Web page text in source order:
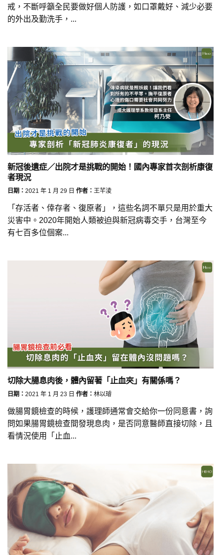
戒，不斷呼籲全民要做好個人防護，如口罩戴好、減少必要
的外出及勤洗手，...
新冠後遺症／出院才是挑戰的開始！國內專家首次剖析康復
者現況
日期： 2021 年 1 月 29 日 作者： 王芊淩
「存活者、倖存者、復原者」，這些名詞不單只是用於重大
災害中。2020年開始人類被迫與新冠病毒交手，台灣至今
有七百多位個案...
切除大腸息肉後，體內留著「止血夾」有關係嗎？
日期： 2021 年 1 月 23 日 作者： 林以璿
做腸胃鏡檢查的時候，護理師通常會交給你一份同意書，詢
問如果腸胃鏡檢查間發現息肉，是否同意醫師直接切除，且
看情況使用「止血...